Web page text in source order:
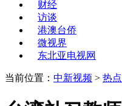
财经
访谈
港澳台侨
微视界
东北亚电视网
当前位置： 中新视频 > 热